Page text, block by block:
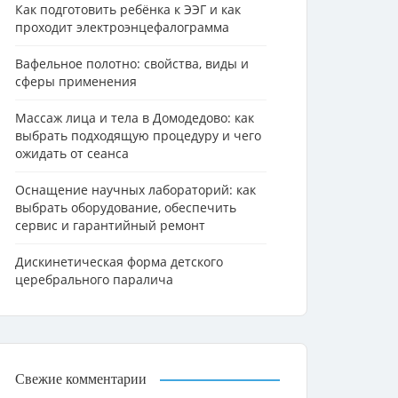
Как подготовить ребёнка к ЭЭГ и как
проходит электроэнцефалограмма
Вафельное полотно: свойства, виды и
сферы применения
Массаж лица и тела в Домодедово: как
выбрать подходящую процедуру и чего
ожидать от сеанса
Оснащение научных лабораторий: как
выбрать оборудование, обеспечить
сервис и гарантийный ремонт
Дискинетическая форма детского
церебрального паралича
Свежие комментарии